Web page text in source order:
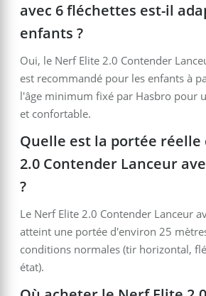
avec 6 fléchettes est-il
enfants ?
Oui, le Nerf Elite 2.0 Contender
est recommandé pour les enfants à
l'âge minimum fixé par Hasbro pour
et confortable.
Quelle est la portée réelle
2.0 Contender Lanceur
?
Le Nerf Elite 2.0 Contender Lanceur
atteint une portée d'environ 25
conditions normales (tir horizontal,
état).